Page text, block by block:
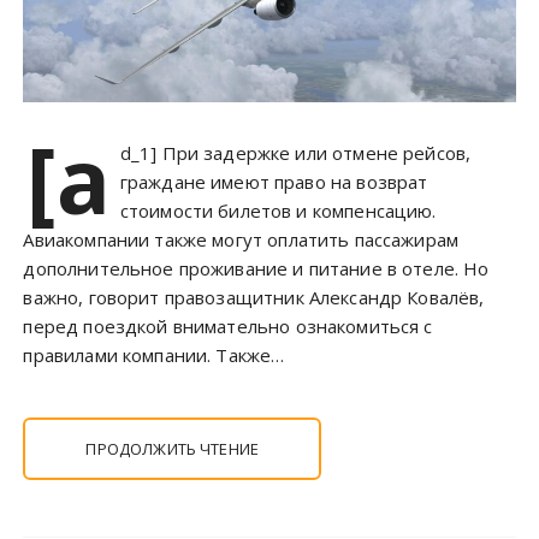
[a
d_1] При задержке или отмене рейсов,
граждане имеют право на возврат
стоимости билетов и компенсацию.
Авиакомпании также могут оплатить пассажирам
дополнительное проживание и питание в отеле. Но
важно, говорит правозащитник Александр Ковалёв,
перед поездкой внимательно ознакомиться с
правилами компании. Также…
ПРОДОЛЖИТЬ ЧТЕНИЕ